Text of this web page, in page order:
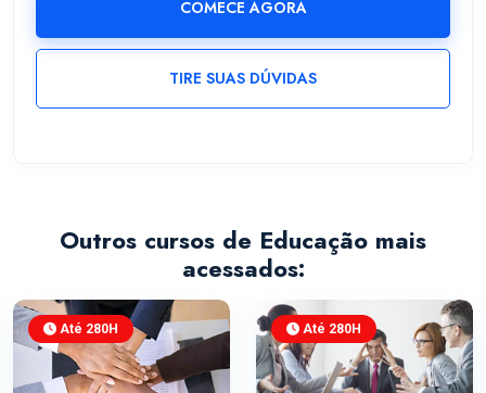
COMECE AGORA
TIRE SUAS DÚVIDAS
Outros cursos de Educação mais
acessados:
Até 280H Até 280H